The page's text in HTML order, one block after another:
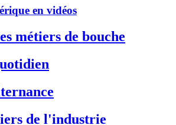
en vidéos
métiers de bouche
de l'industrie